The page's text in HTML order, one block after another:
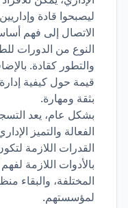
ليصبحوا قادة
الاتصال إلى فهم
النوع من الدورات
والتطور كقادة.
قيمة حول كيفية
بثقة ومهارة.
بشكل عام، يعد
الفعالة والتميز
القدرات اللازمة
بالأدوات اللازمة
المختلفة، والبقاء
لمؤسستهم.